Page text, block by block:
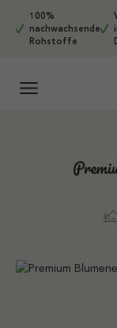
Zum Hauptinhalt
100%
nachwachsende
Rohstoffe